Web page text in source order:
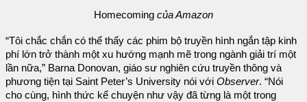
Homecoming của Amazon
“Tôi chắc chắn có thể thấy các phim bộ truyền hình ngắn tập kinh
phí lớn trở thành một xu hướng mạnh mẽ trong ngành giải trí một
lần nữa,” Barna Donovan, giáo sư nghiên cứu truyền thông và
phương tiện tại Saint Peter’s University nói với Observer. “Nói
cho cùng, hình thức kể chuyện như vậy đã từng là một trong